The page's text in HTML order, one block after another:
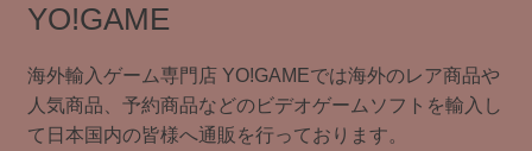
YO!GAME
海外輸入ゲーム専門店 YO!GAMEでは海外のレア商品や
人気商品、予約商品などのビデオゲームソフトを輸入し
て日本国内の皆様へ通販を行っております。